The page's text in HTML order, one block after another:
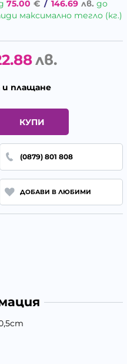
75.00 € / 146.69 лв. до
максимално тегло (кг.)
лв.
плащане
КУПИ
(0879) 801 808
ДОБАВИ В ЛЮБИМИ